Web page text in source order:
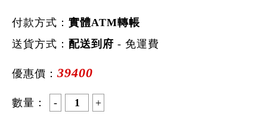
付款方式： 實體ATM轉帳
送貨方式： 配送到府 - 免運費
優惠價： 39400
數量：